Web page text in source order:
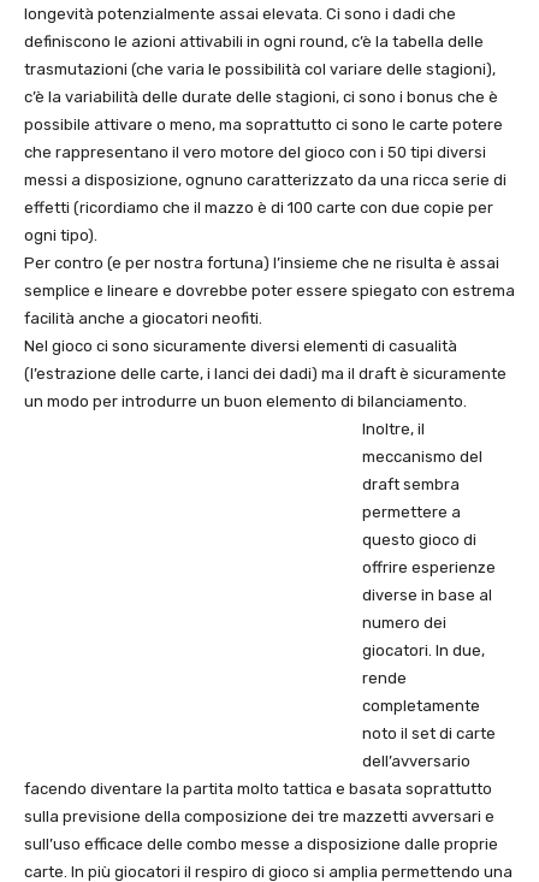
longevità potenzialmente assai elevata. Ci sono i dadi che
definiscono le azioni attivabili in ogni round, c’è la tabella delle
trasmutazioni (che varia le possibilità col variare delle stagioni),
c’è la variabilità delle durate delle stagioni, ci sono i bonus che è
possibile attivare o meno, ma soprattutto ci sono le carte potere
che rappresentano il vero motore del gioco con i 50 tipi diversi
messi a disposizione, ognuno caratterizzato da una ricca serie di
effetti (ricordiamo che il mazzo è di 100 carte con due copie per
ogni tipo).
Per contro (e per nostra fortuna) l’insieme che ne risulta è assai
semplice e lineare e dovrebbe poter essere spiegato con estrema
facilità anche a giocatori neofiti.
Nel gioco ci sono sicuramente diversi elementi di casualità
(l’estrazione delle carte, i lanci dei dadi) ma il draft è sicuramente
un modo per introdurre un buon elemento di bilanciamento.
Inoltre, il
meccanismo del
draft sembra
permettere a
questo gioco di
offrire esperienze
diverse in base al
numero dei
giocatori. In due,
rende
completamente
noto il set di carte
dell’avversario
facendo diventare la partita molto tattica e basata soprattutto
sulla previsione della composizione dei tre mazzetti avversari e
sull’uso efficace delle combo messe a disposizione dalle proprie
carte. In più giocatori il respiro di gioco si amplia permettendo una